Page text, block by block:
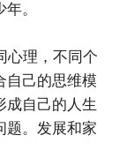
。
心理，不同个
自己的思维模
成自己的人生
题。发展和家